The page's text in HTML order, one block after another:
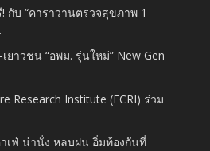
กับ “คาราวานตรวจสุขภาพ 1
ยาวชน “อพม. รุ่นใหม่” New Gen
Research Institute (ECRI) ร่วม
เฟ่ น่านั่ง หลบฝน อิ่มท้องกันที่